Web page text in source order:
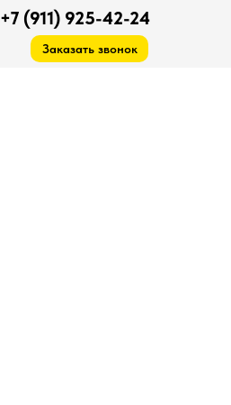
+7 (911) 925-42-24
Заказать звонок